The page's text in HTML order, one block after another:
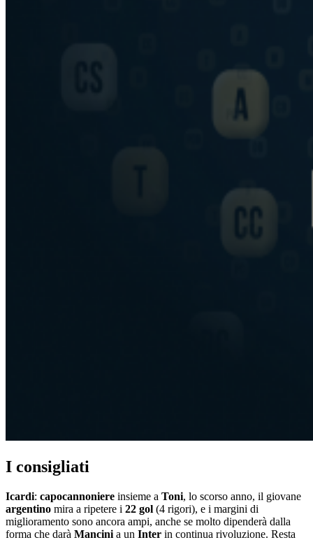
I consigliati
Icardi: capocannoniere insieme a Toni, lo scorso anno, il giovane
argentino mira a ripetere i 22 gol (4 rigori), e i margini di
miglioramento sono ancora ampi, anche se molto dipenderà dalla
forma che darà Mancini a un Inter in continua rivoluzione. Resta